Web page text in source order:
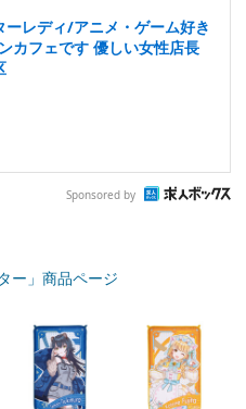
レディ/アニメ・ゲーム好き
カフェです 優しい女性店長
Sponsored by
ー」商品ページ